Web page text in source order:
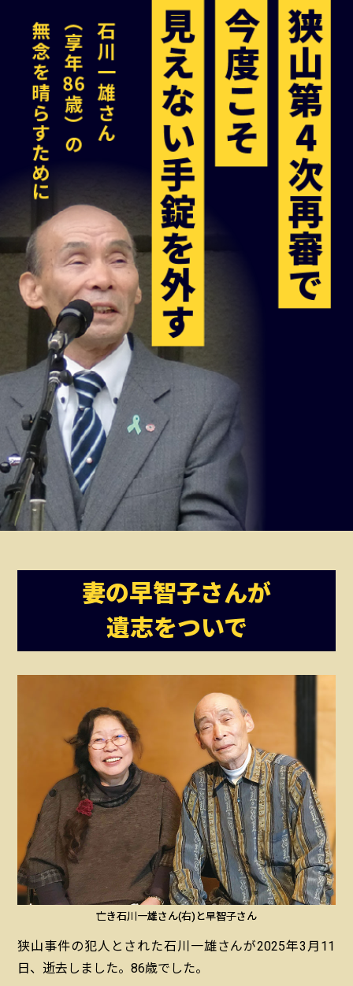
妻の早智子さんが
遺志をついで
亡き石川一雄さん(右)と早智子さん
狭山事件の犯人とされた石川一雄さんが2025年3月11
日、逝去しました。86歳でした。